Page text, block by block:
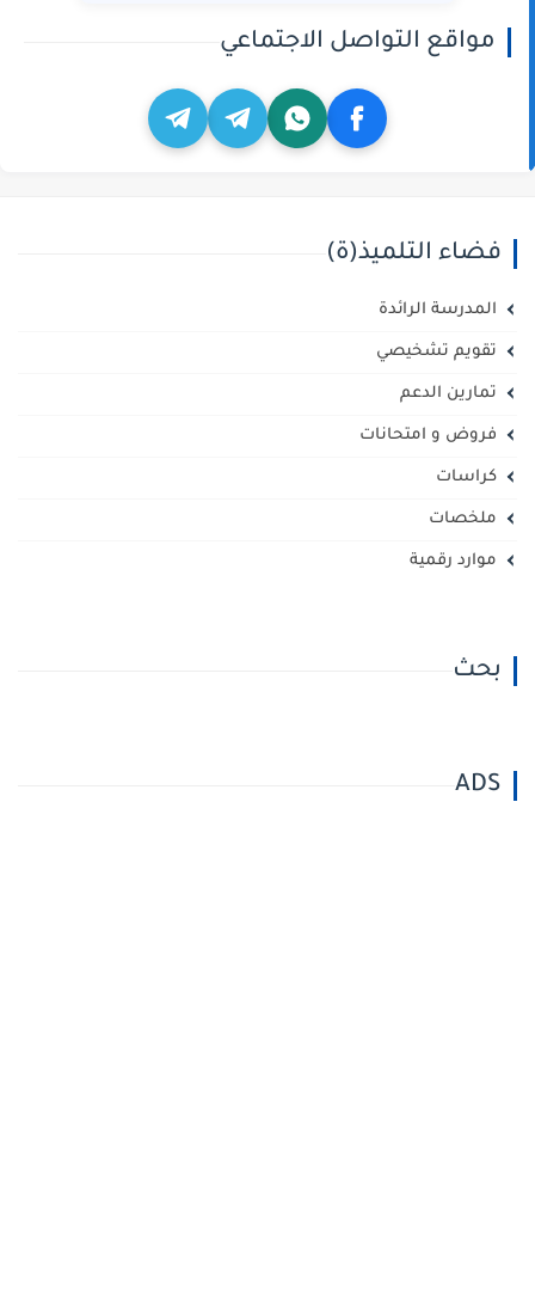
مواقع التواصل الاجتماعي
فضاء التلميذ(ة)
المدرسة الرائدة
تقويم تشخيصي
تمارين الدعم
فروض و امتحانات
كراسات
ملخصات
موارد رقمية
بحث
ADS